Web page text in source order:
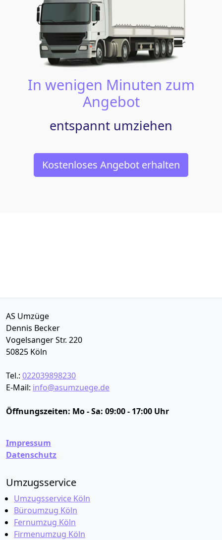
In wenigen Minuten zum
Angebot
entspannt umziehen
Kostenloses Angebot erhalten
AS Umzüge
Dennis Becker
Vogelsanger Str. 220
50825 Köln
Tel.: 022039898230
E-Mail: info@asumzuege.de
Öffnungszeiten: Mo - Sa: 09:00 - 17:00 Uhr
Impressum
Datenschutz
Umzugsservice
Umzugsservice Köln
Büroumzug Köln
Fernumzug Köln
Firmenumzug Köln